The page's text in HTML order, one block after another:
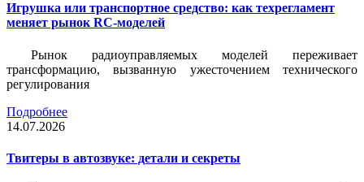
Игрушка или транспортное средство: как техрегламент
меняет рынок RC-моделей
Рынок радиоуправляемых моделей переживает
трансформацию, вызванную ужесточением технического
регулирования
Подробнее
14.07.2026
Твитеры в автозвуке: детали и секреты